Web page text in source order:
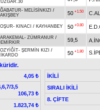
- MELİSİNKIZI /
50 +1.50
- KINACI / KAYHANBEY 50 +0.80
- ZÜMRANUR /
59,5
- ŞERMİN KIZI /
50 +1.80
4,05 ₺
3,5
106,73 ₺
1.823,74 ₺
İKİLİ
SIRALI İKİLİ
8. ÇİFTE